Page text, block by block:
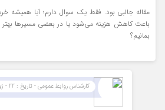
مقاله جالبی بود. فقط یک سوال دارم؛ آیا همیشه
باعث کاهش هزینه می‌شود یا در بعضی مسیرها
بمانیم؟
کارشناس روابط عمومی - تاریخ : 22 - ژوئن - 2026